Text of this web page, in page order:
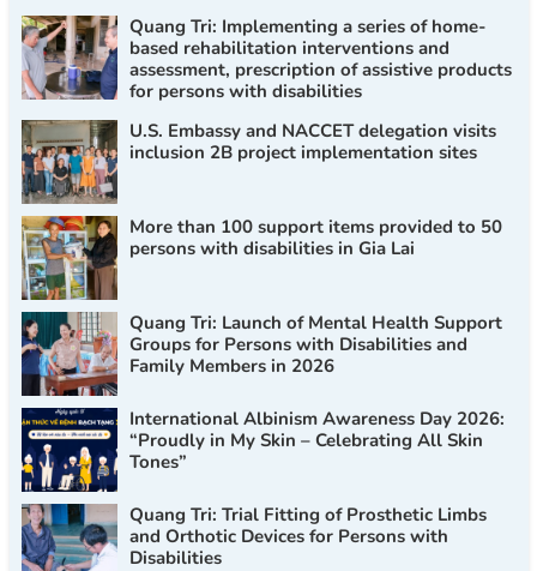
Quang Tri: Implementing a series of home-
based rehabilitation interventions and
assessment, prescription of assistive products
for persons with disabilities
U.S. Embassy and NACCET delegation visits
inclusion 2B project implementation sites
More than 100 support items provided to 50
persons with disabilities in Gia Lai
Quang Tri: Launch of Mental Health Support
Groups for Persons with Disabilities and
Family Members in 2026
International Albinism Awareness Day 2026:
“Proudly in My Skin – Celebrating All Skin
Tones”
Quang Tri: Trial Fitting of Prosthetic Limbs
and Orthotic Devices for Persons with
Disabilities